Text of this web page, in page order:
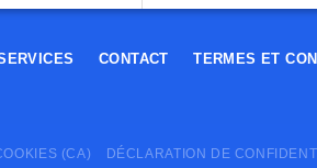
CONTACT TERMES ET
(CA) DÉCLARATION DE